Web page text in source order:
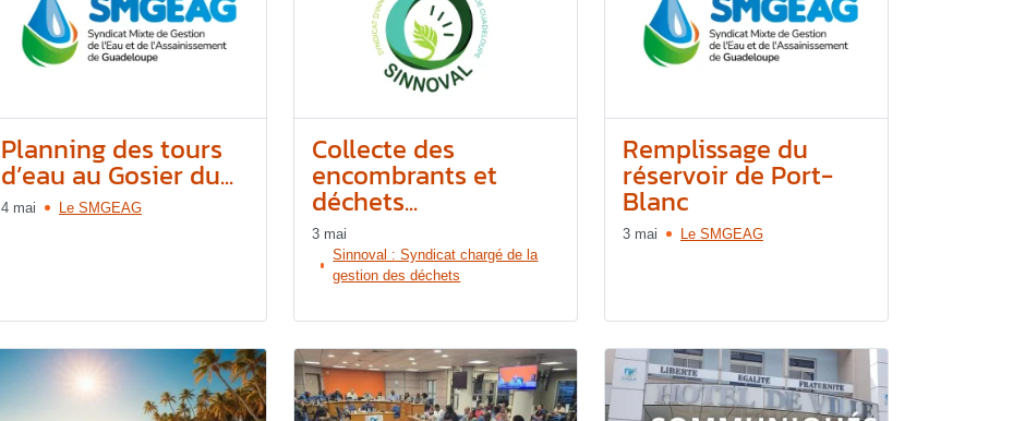
Planning des tours
d’eau au Gosier du...
4 mai Le SMGEAG
Collecte des
encombrants et
déchets...
3 mai
Sinnoval : Syndicat chargé de la
gestion des déchets
Remplissage du
réservoir de Port-
Blanc
3 mai Le SMGEAG